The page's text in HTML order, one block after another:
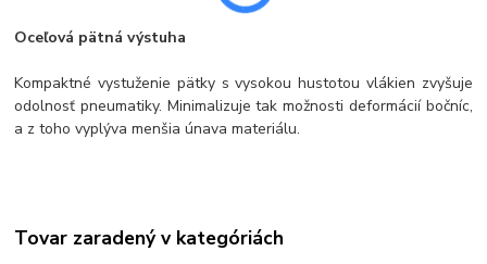
Oceľová pätná výstuha
Kompaktné vystuženie pätky s vysokou hustotou vlákien zvyšuje
odolnosť pneumatiky. Minimalizuje tak možnosti deformácií bočníc,
a z toho vyplýva menšia únava materiálu.
Tovar zaradený v kategóriách